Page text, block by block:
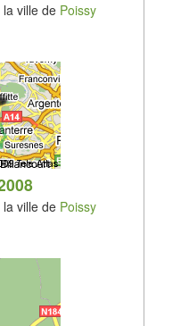
ville de Poissy
ville de Poissy